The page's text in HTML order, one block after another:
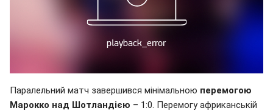
Паралельний матч завершився мінімальною перемогою
Марокко над Шотландією – 1:0. Перемогу африканській